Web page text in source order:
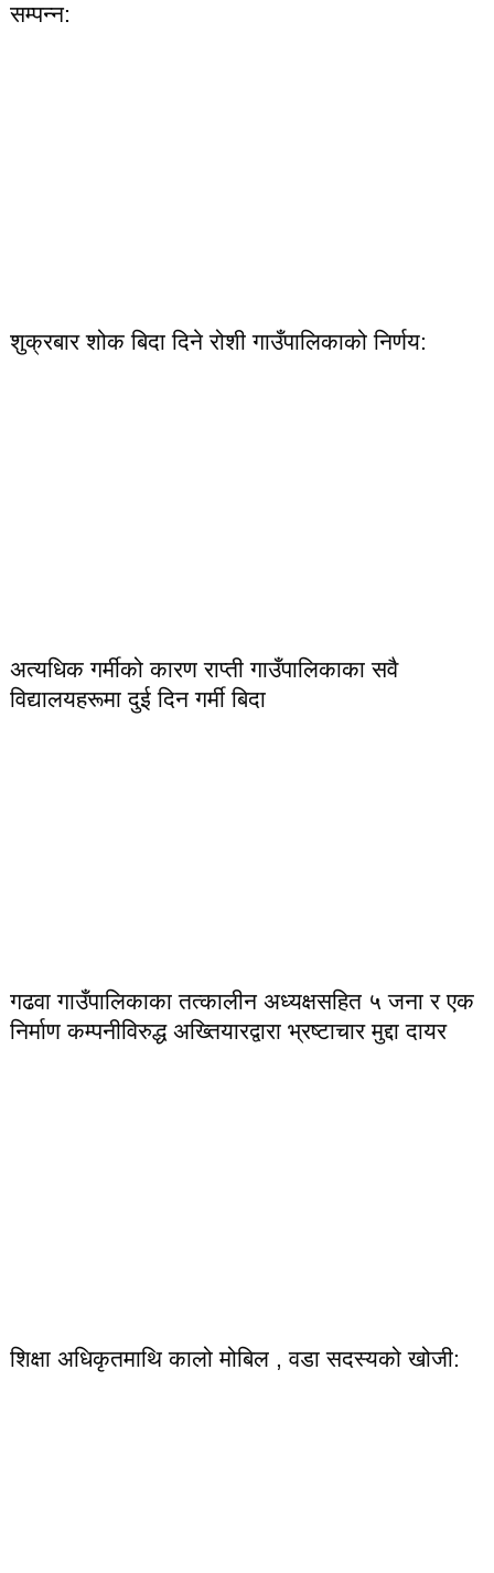
सम्पन्न:
शुक्रबार शोक बिदा दिने रोशी गाउँपालिकाको निर्णय:
अत्यधिक गर्मीको कारण राप्ती गाउँपालिकाका सवै
विद्यालयहरूमा दुई दिन गर्मी बिदा
गढवा गाउँपालिकाका तत्कालीन अध्यक्षसहित ५ जना र एक
निर्माण कम्पनीविरुद्ध अख्तियारद्वारा भ्रष्टाचार मुद्दा दायर
शिक्षा अधिकृतमाथि कालो मोबिल , वडा सदस्यको खोजी: